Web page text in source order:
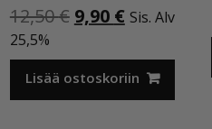
12,50€ Alkuperäinen
oli:
12,50 €.
9,90 €Nykyinen
on:
9,90 €.
Sis. Alv
25,5%
Lisää ostoskoriin